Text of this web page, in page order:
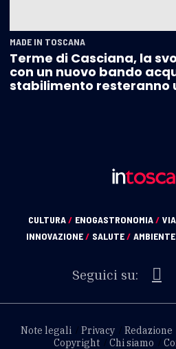
MADE IN TOSCANA
Terme di Casciana, la
con un nuovo bando
stabilimento resteranno
CULTURA/ ENOGASTRONOMIA/
INNOVAZIONE/ SALUTE/ AMBIENTE
Seguici su:
Note legali Privacy Redazione
Copyright
Chi siamo